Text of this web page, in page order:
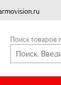
Поиск товаров